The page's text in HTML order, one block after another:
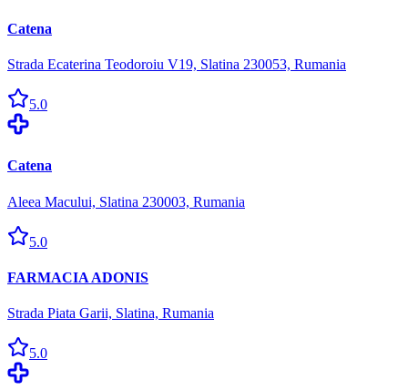
Catena
Strada Ecaterina Teodoroiu V19, Slatina 230053, Rumania
5.0
Catena
Aleea Macului, Slatina 230003, Rumania
5.0
FARMACIA ADONIS
Strada Piata Garii, Slatina, Rumania
5.0